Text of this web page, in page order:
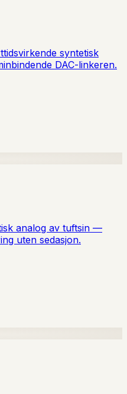
syntetisk
DAC-linkeren.
analog av tuftsin —
uten sedasjon.